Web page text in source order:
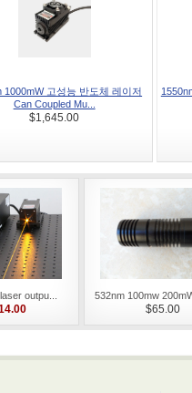
1000mW 고성능 반도체 레이저
Can Coupled Mu...
$1,645.00
outpu...
532nm 100mw
$65.00